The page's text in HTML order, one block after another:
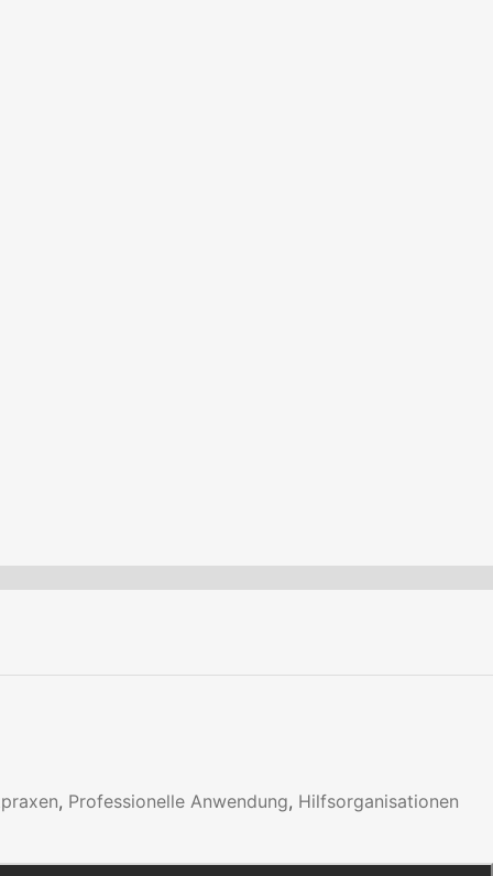
, Professionelle Anwendung, Hilfsorganisationen